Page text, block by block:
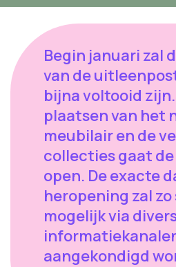
Begin januari zal
van de
bijna voltooid
plaatsen van het
meubilair en de
collecties gaat
open. De exacte
heropening zal zo
mogelijk via
aangekondigd